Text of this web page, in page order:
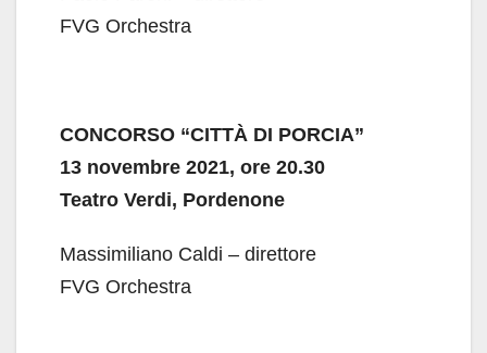
FVG Orchestra
CONCORSO “CITTÀ DI PORCIA”
13 novembre 2021, ore 20.30
Teatro Verdi, Pordenone
Massimiliano Caldi – direttore
FVG Orchestra